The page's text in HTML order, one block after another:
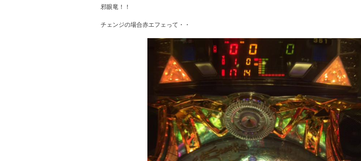
邪眼竜！！
チェンジの場合赤エフェって・・